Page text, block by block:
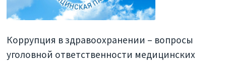
Коррупция в здравоохранении – вопросы
уголовной ответственности медицинских